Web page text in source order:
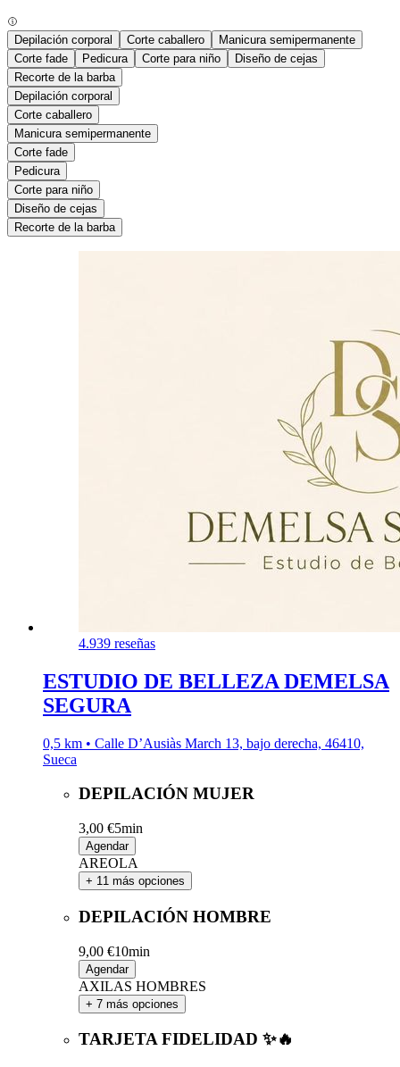
Depilación corporal Corte caballero
Manicura semipermanente
Corte fade
Pedicura Corte para niño
Diseño de cejas
Recorte de la barba
Depilación corporal
Corte caballero
Manicura semipermanente
Corte fade
Pedicura
Corte para niño
Diseño de cejas
Recorte de la barba
4.939 reseñas
ESTUDIO DE BELLEZA DEMELSA
SEGURA
0,5 km • Calle D’Ausiàs March 13, bajo derecha, 46410,
Sueca
DEPILACIÓN MUJER
3,00 €5min
Agendar
AREOLA
+ 11 más opciones
DEPILACIÓN HOMBRE
9,00 €10min
Agendar
AXILAS HOMBRES
+ 7 más opciones
TARJETA FIDELIDAD ✨🔥